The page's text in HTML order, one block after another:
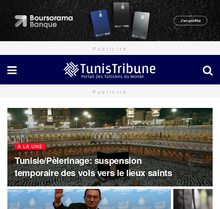
Publicité
Publicité
A LA UNE
Tunisie/Pèlerinage: suspension
temporaire des vols vers le lieux saints